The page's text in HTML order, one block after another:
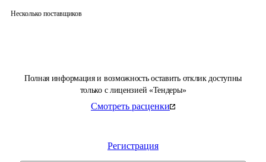
Полная информация и возможность оставить отклик доступны
только с лицензией «Тендеры»
Смотреть расценки
Регистрация
Несколько поставщиков